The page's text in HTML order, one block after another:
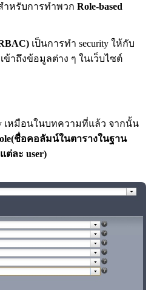
ำหรับการทำพวก Role-based
เป็นการทำ security ให้กับ
ข้าถึงข้อมูลต่าง ๆ ในเว็บไซต์
เหมือนในบทความที่แล้ว จากนั้น
ชื่อคอลัมน์ในตารางในฐาน
ต่ละ user)